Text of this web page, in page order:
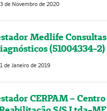
de Novembro de 2020
Medlife Consultas
(51004334-2)
de Janeiro de 2019
CERPAM – Centro